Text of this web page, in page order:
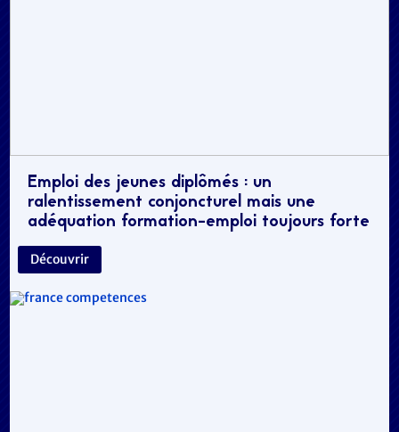
Emploi des jeunes diplômés : un
ralentissement conjoncturel mais une
adéquation formation-emploi toujours forte
Découvrir